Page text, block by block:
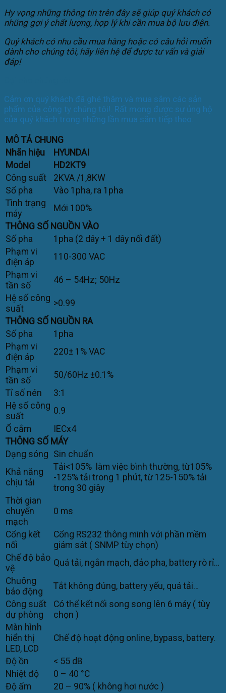
Hy vọng những thông tin trên đây sẽ giúp quý khách có
những gợi ý chất lượng, hợp lý khi cần mua bộ lưu điện.
Quý khách có nhu cầu mua hàng hoặc có câu hỏi muốn
dành cho chúng tôi, hãy liên hệ để được tư vấn và giải
đáp!
Cảm ơn quý khách đã ghé thăm và mua sắm các sản
phẩm của công ty chúng tôi!. Rất mong được sự ủng hộ
của quý khách trong những lần mua sắm tiếp theo.
MÔ TẢ CHUNG
Nhãn hiệu
HYUNDAI
Model
HD2KT9
Công suất
2KVA /1,8KW
Số pha
Vào 1pha, ra 1pha
Tình trạng
máy
Mới 100%
THÔNG SỐ NGUỒN VÀO
Số pha
1pha (2 dây + 1 dây nối đất)
Phạm vi
điện áp
110-300 VAC
Phạm vi
tần số
46 – 54Hz; 50Hz
Hệ số công
suất
>0.99
THÔNG SỐ NGUỒN RA
Số pha
1pha
Phạm vi
điện áp
220± 1% VAC
Phạm vi
tần số
50/60Hz ±0.1%
Tỉ số nén
3:1
Hệ số công
suất
0.9
Ổ cắm
IECx4
THÔNG SỐ MÁY
Dạng sóng Sin chuẩn
Khả năng
chịu tải
Tải<105% làm việc bình thường, từ105%
-125% tải trong 1 phút, từ 125-150% tải
trong 30 giây
Thời gian
chuyển
mạch
0 ms
Cổng kết
nối
Cổng RS232 thông minh với phần mềm
giám sát ( SNMP tùy chọn)
Chế độ bảo
vệ
Quá tải, ngắn mạch, đảo pha, battery rò rỉ…
Chuông
báo động
Tắt không đúng, battery yếu, quá tải…
Công suất
dự phòng
Có thể kết nối song song lên 6 máy ( tùy
chọn )
Màn hình
hiển thị
LED, LCD
Chế độ hoạt động online, bypass, battery.
Độ ồn
< 55 dB
Nhiệt độ
0 – 40 °C
Độ ẩm
20 – 90% ( không hơi nước )